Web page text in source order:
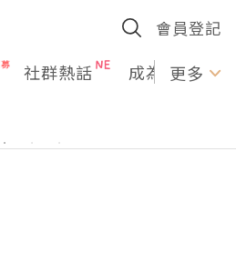
會員登記
社群熱話 成為U更多